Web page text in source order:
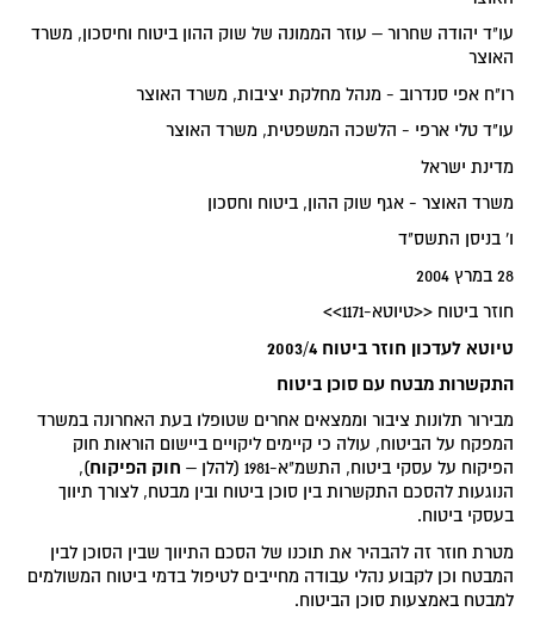
עו"ד יהודה שחרור – עוזר הממונה של שוק ההון ביטוח וחיסכון, משרד
האוצר
רו"ח אפי סנדרוב - מנהל מחלקת יציבות, משרד האוצר
עו"ד טלי ארפי - הלשכה המשפטית, משרד האוצר
מדינת ישראל
משרד האוצר - אגף שוק ההון, ביטוח וחסכון
ו' בניסן התשס"ד
28 במרץ 2004
חוזר ביטוח <<טיוטא-1171>>
טיוטא לעדכון חוזר ביטוח 2003/4
התקשרות מבטח עם סוכן ביטוח
מבירור תלונות ציבור וממצאים אחרים שטופלו בעת האחרונה במשרד
המפקח על הביטוח, עולה כי קיימים ליקויים ביישום הוראות חוק
הפיקוח על עסקי ביטוח, התשמ"א-1981 (להלן –
חוק הפיקוח),
הנוגעות להסכם התקשרות בין סוכן ביטוח ובין מבטח, לצורך תיווך
בעסקי ביטוח.
מטרת חוזר זה להבהיר את תוכנו של הסכם התיווך שבין הסוכן לבין
המבטח וכן לקבוע נהלי עבודה מחייבים לטיפול בדמי ביטוח המשולמים
למבטח באמצעות סוכן הביטוח.